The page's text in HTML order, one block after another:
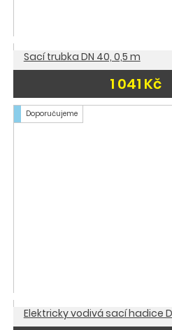
Sací trubka DN 40, 0,5 m
1 041 Kč
Doporučujeme
Elektricky vodivá sací hadice